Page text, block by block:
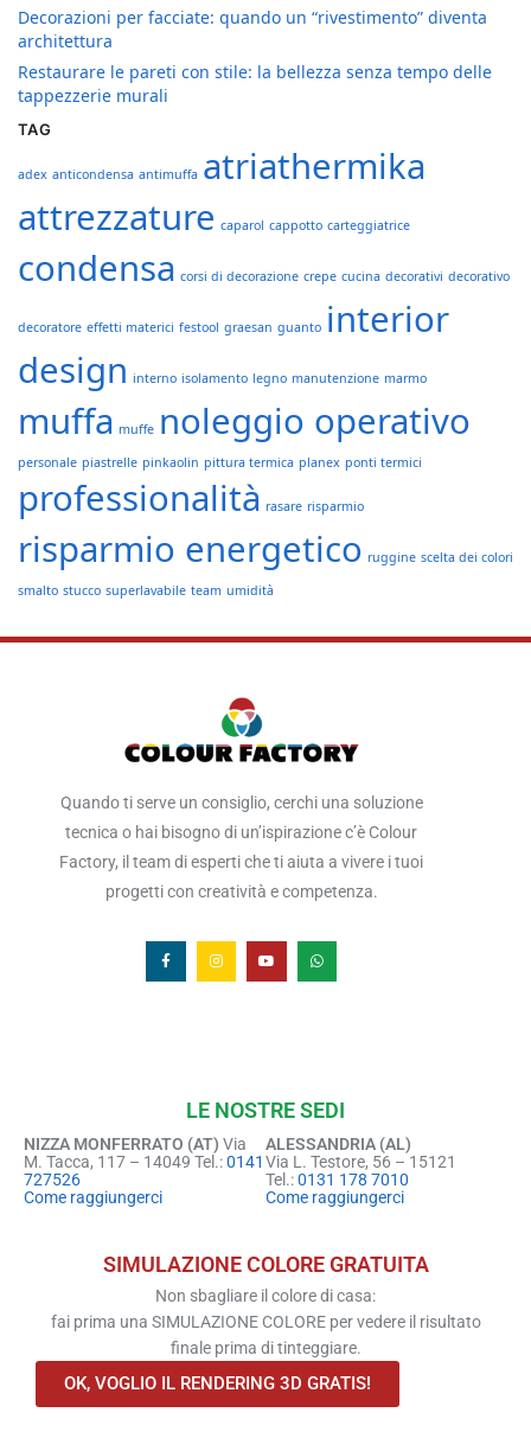
Decorazioni per facciate: quando un “rivestimento” diventa
architettura
Restaurare le pareti con stile: la bellezza senza tempo delle
tappezzerie murali
TAG
adex anticondensa antimuffa atriathermika
attrezzature caparol cappotto carteggiatrice
condensa corsi di decorazione crepe cucina decorativi decorativo
decoratore effetti materici festool graesan guanto interior
design interno isolamento legno manutenzione marmo
muffa muffe noleggio operativo
personale piastrelle pinkaolin pittura termica planex ponti termici
professionalità rasare risparmio
risparmio energetico ruggine scelta dei colori
smalto stucco superlavabile team umidità
Quando ti serve un consiglio, cerchi una soluzione
tecnica o hai bisogno di un’ispirazione c’è Colour
Factory, il team di esperti che ti aiuta a vivere i tuoi
progetti con creatività e competenza.
LE NOSTRE SEDI
NIZZA MONFERRATO (AT) Via
M. Tacca, 117 – 14049 Tel.:0141
727526
Come raggiungerci
ALESSANDRIA (AL)
Via L. Testore, 56 – 15121
Tel.:0131 178 7010
Come raggiungerci
SIMULAZIONE COLORE GRATUITA
Non sbagliare il colore di casa:
fai prima una SIMULAZIONE COLORE per vedere il risultato
finale prima di tinteggiare.
OK, VOGLIO IL RENDERING 3D GRATIS!